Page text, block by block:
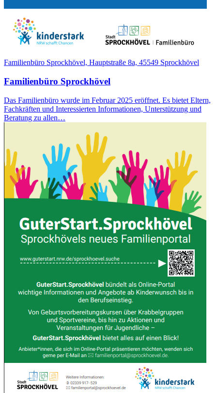
Familienbüro Sprockhövel, Hauptstraße 8a, 45549 Sprockhövel
Familienbüro Sprockhövel
Das Familienbüro wurde im Februar 2025 eröffnet. Es bietet Eltern,
Fachkräften und Interessierten Informationen, Unterstützung und
Beratung zu allen…